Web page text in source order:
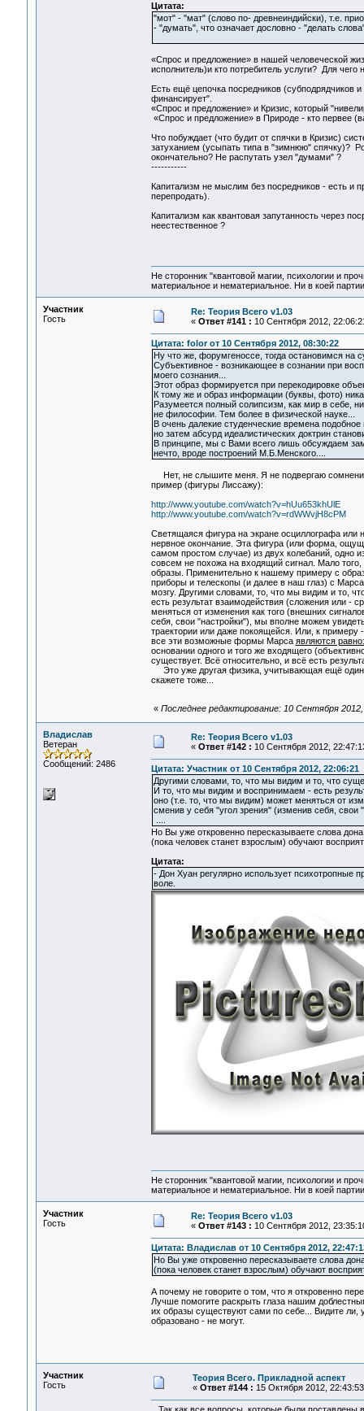
Цитата:
"мот" - "мат" (слово по- древнеиндийски), т.е.
- "думать", что означает дословно - "делать
«Спрос и предложение» в нашей человеческой
исполнитель)и кто потребитель услуги? Для
Есть ещё цепочка посредников (субподрядчиков
финансирует".
«Спрос и предложение» и Кризис, который
«Спрос и предложение» в Природе - кто первее
Что побуждает (что будит от спячки в Кризис)
затуханием (усыпать типа в "зимнюю" спячку)?
окончательно? Не распутать узел "думами" ?
-----------
Капитализм не мыслим без посредников - есть и
перепродать).
Капитализм как квантовая запутанность через
неестественное ?
Не сторонник "квантовой магии, психологии и
материальное и нематериальное. Ни в коей
Участник
Гость
Re: Теория Всего v1.03
« Ответ #141 : 10 Сентября 2012,
Цитата: folor от 10 Сентября 2012, 08:30:22
Ну что же, форумгеноссе, тогда остановимся на
Субъективное - возникающее в сознании при
моего сознания...
Этот образ формируется при перекодировке
К тому же и образ информации (буквы, фото)
Разумеется полный солипсизм, как мир в себе,
не философии. Тем более в физической науке...
В очень далекие студенческие времена
но затем абсурд идеалистических доктрин
В принципе, мы с Вами всего лишь обсуждаем
нечто, вроде построений М.Б.Менского....
Нет, не слышите меня. Я не подвергаю
пример (фигуры Лиссажу):
http://www.youtube.com/watch?v=hUu653khUlE
http://www.youtube.com/watch?v=rdWWvjH8cPM
Светящаяся фигура на экране осциллографа или
нервное окончание. Эта фигура (или форма,
самом простом случае) из двух колебаний, одно
совсем не похожа на входящий сигнал. Мало
образы. Применительно к нашему примеру с
приборы и телескопы (и далее в наш глаз) с
мозгу. Другими словами, то, что мы видим и то,
есть результат взаимодействия (сложения или -
меняться от изменения как того (внешних
себя, свои "настройки"), мы вполне можем
траектории или даже покоящейся. Или, к
все эти возможные формы Марса являются
основании одного и того же входящего
существует. Всё относительно, и всё есть
Это уже другая физика, учитывающая ещё один
скажете тоже...
« Последнее редактирование: 10 Сентября
Владислав
Ветеран
Сообщений: 2486
Re: Теория Всего v1.03
« Ответ #142 : 10 Сентября 2012,
Цитата: Участник от 10 Сентября 2012, 22:06:21
Другими словами, то, что мы видим и то, что
И то, что мы видим и воспринимаем - есть
оно (т.е. то, что мы видим) может меняться от
сменив у себя "угол зрения" (изменив себя, свои
Но Вы уже откровенно пересказываете слова
(пока человек станет взрослым) обучают
Цитата:
- Дон Хуан регулярно использует психотропные
воле.
Не сторонник "квантовой магии, психологии и
материальное и нематериальное. Ни в коей
Участник
Гость
Re: Теория Всего v1.03
« Ответ #143 : 10 Сентября 2012,
Цитата: Владислав от 10 Сентября 2012,
Но Вы уже откровенно пересказываете слова
(пока человек станет взрослым) обучают
А почему не говорите о том, что я откровенно
Лучше помогите раскрыть глаза нашим
их образы существуют сами по себе... Видите ли,
образовано - не могут.
Участник
Гость
Теория Всего. Прикладной аспект
« Ответ #144 : 15 Октября 2012,